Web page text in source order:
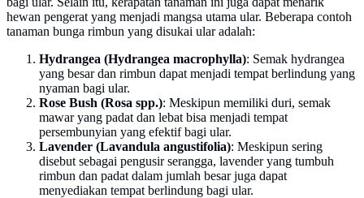
hewan pengerat yang menjadi mangsa utama ular. Beberapa contoh
tanaman bunga rimbun yang disukai ular adalah:
Hydrangea (Hydrangea macrophylla): Semak hydrangea
yang besar dan rimbun dapat menjadi tempat berlindung yang
nyaman bagi ular.
Rose Bush (Rosa spp.): Meskipun memiliki duri, semak
mawar yang padat dan lebat bisa menjadi tempat
persembunyian yang efektif bagi ular.
Lavender (Lavandula angustifolia): Meskipun sering
disebut sebagai pengusir serangga, lavender yang tumbuh
rimbun dan padat dalam jumlah besar juga dapat
menyediakan tempat berlindung bagi ular.